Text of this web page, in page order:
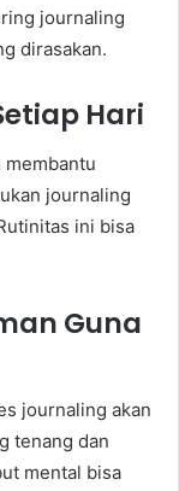
journaling
dirasakan.
Hari
journaling
ini bisa
Guna
journaling akan
tenang dan
mental bisa